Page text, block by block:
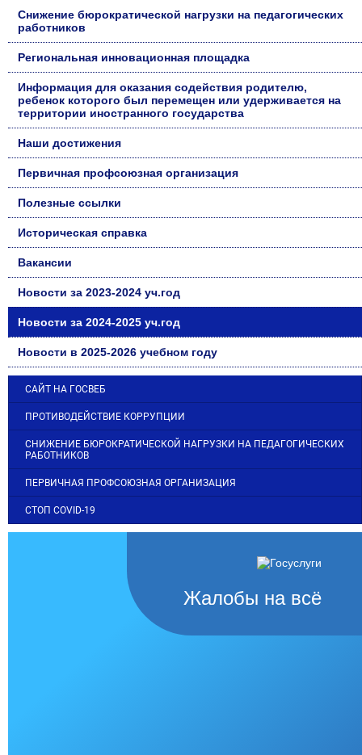
Снижение бюрократической нагрузки на педагогических
работников
Региональная инновационная площадка
Информация для оказания содействия родителю,
ребенок которого был перемещен или удерживается на
территории иностранного государства
Наши достижения
Первичная профсоюзная организация
Полезные ссылки
Историческая справка
Вакансии
Новости за 2023-2024 уч.год
Новости за 2024-2025 уч.год
Новости в 2025-2026 учебном году
САЙТ НА ГОСВЕБ
ПРОТИВОДЕЙСТВИЕ КОРРУПЦИИ
СНИЖЕНИЕ БЮРОКРАТИЧЕСКОЙ НАГРУЗКИ НА ПЕДАГОГИЧЕСКИХ
РАБОТНИКОВ
ПЕРВИЧНАЯ ПРОФСОЮЗНАЯ ОРГАНИЗАЦИЯ
СТОП COVID-19
Жалобы на всё